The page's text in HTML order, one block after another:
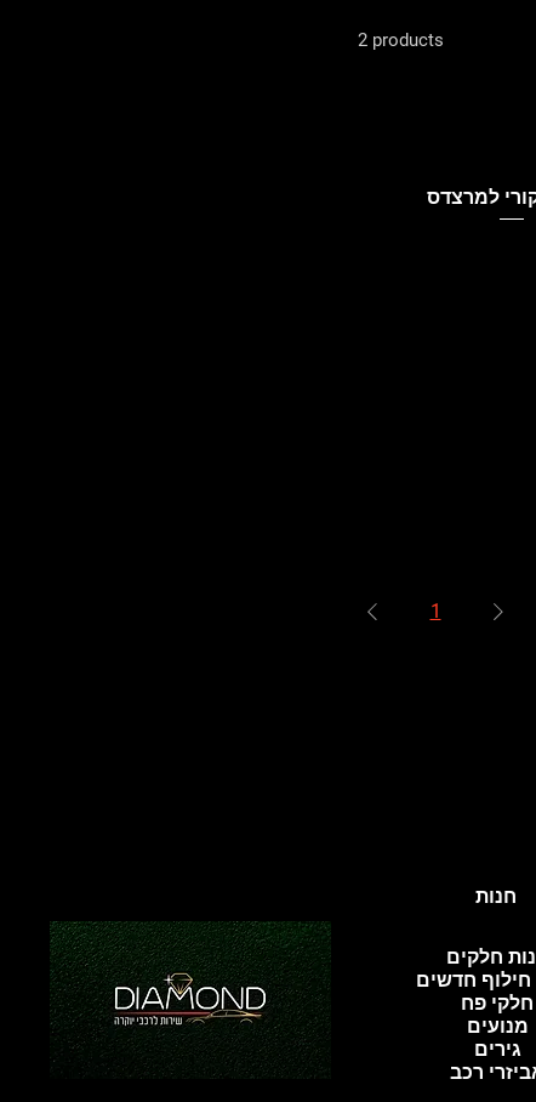
2 products
למרצדס
1
חנות
חלקים
חילוף חדשים
חלקי פח
מנועים
גירים
רכב